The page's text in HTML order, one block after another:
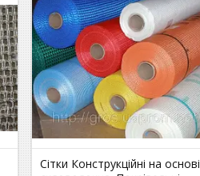
Сітки Конструкційні на основі